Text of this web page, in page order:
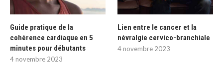
Guide pratique de la
cohérence cardiaque en 5
minutes pour débutants
4 novembre 2023
Lien entre le cancer et la
névralgie cervico-branchiale
4 novembre 2023